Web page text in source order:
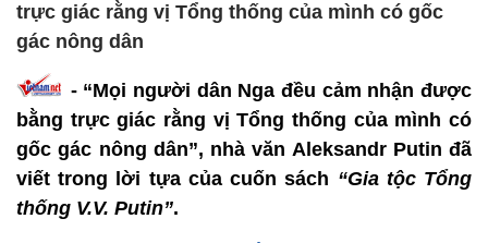
trực giác rằng vị Tổng thống của mình có gốc
gác nông dân
- “Mọi người dân Nga đều cảm nhận được
bằng trực giác rằng vị Tổng thống của mình có
gốc gác nông dân”, nhà văn Aleksandr Putin đã
viết trong lời tựa của cuốn sách “Gia tộc Tổng
thống V.V. Putin”.